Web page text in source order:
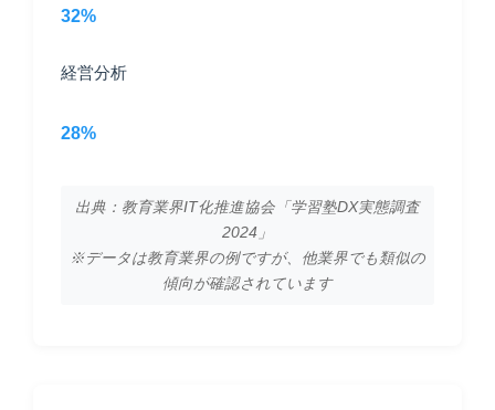
32%
経営分析
28%
出典：教育業界IT化推進協会「学習塾DX実態調査
2024」
※データは教育業界の例ですが、他業界でも類似の
傾向が確認されています